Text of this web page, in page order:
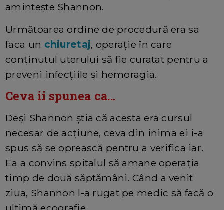
amintește Shannon.
Următoarea ordine de procedură era sa
faca un chiuretaj, operație în care
conținutul uterului să fie curatat pentru a
preveni infecțiile și hemoragia.
Ceva ii spunea ca...
Deși Shannon știa că acesta era cursul
necesar de acțiune, ceva din inima ei i-a
spus să se oprească pentru a verifica iar.
Ea a convins spitalul să amane operația
timp de două săptămâni. Când a venit
ziua, Shannon l-a rugat pe medic să facă o
ultimă ecografie.